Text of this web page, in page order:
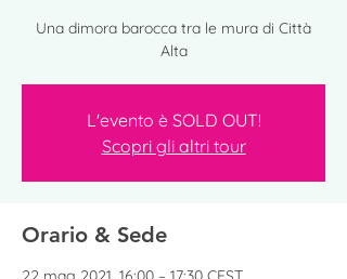
Una dimora barocca tra le mura di Città
Alta
L'evento è SOLD OUT!
Scopri gli altri tour
Orario & Sede